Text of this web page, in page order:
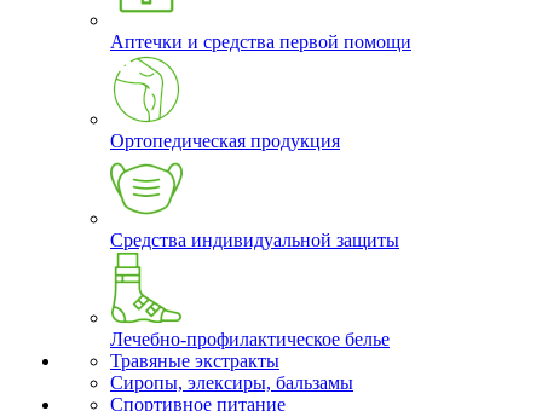
Аптечки и средства первой помощи
Ортопедическая продукция
Средства индивидуальной защиты
Лечебно-профилактическое белье
Травяные экстракты
Сиропы, элексиры, бальзамы
Спортивное питание